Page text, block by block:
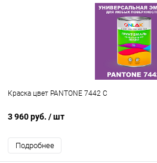
Краска цвет PANTONE 7442 C
3 960 руб. / шт
Подробнее